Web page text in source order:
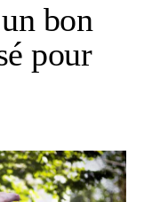
bon
pour